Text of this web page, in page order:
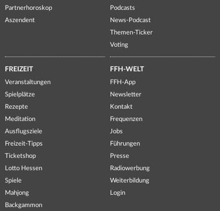
Partnerhoroskop
Aszendent
Podcasts
News-Podcast
Themen-Ticker
Voting
FREIZEIT
Veranstaltungen
Spielplätze
Rezepte
Meditation
Ausflugsziele
Freizeit-Tipps
Ticketshop
Lotto Hessen
Spiele
Mahjong
Backgammon
FFH-WELT
FFH-App
Newsletter
Kontakt
Frequenzen
Jobs
Führungen
Presse
Radiowerbung
Weiterbildung
Login